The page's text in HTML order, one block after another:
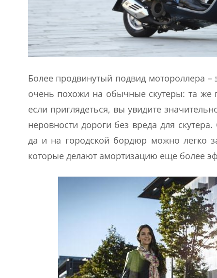
Более продвинутый подвид мотороллера
очень похожи на обычные скутеры: та же
если приглядеться, вы увидите
неровности дороги без вреда для
да и на городской бордюр можно легко
которые делают амортизацию еще более